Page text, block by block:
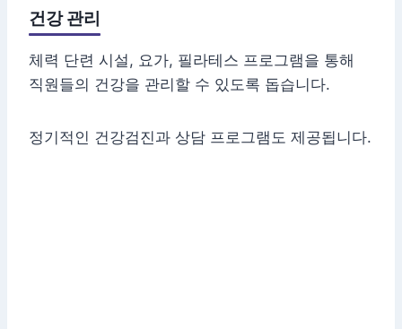
건강 관리
체력 단련 시설, 요가, 필라테스 프로그램을 통해
직원들의 건강을 관리할 수 있도록 돕습니다.
정기적인 건강검진과 상담 프로그램도 제공됩니다.